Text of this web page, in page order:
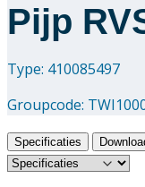
Pijp
Type: 410085497
Groupcode:
Specificaties